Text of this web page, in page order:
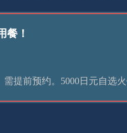
餐！
提前预约。5000日元自选